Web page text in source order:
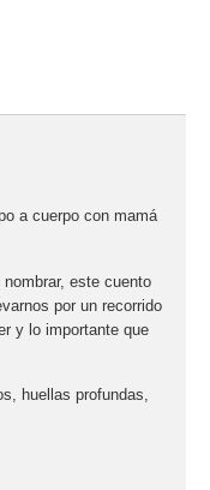
a cuerpo con mamá
este cuento
por un recorrido
y lo importante que
huellas profundas,